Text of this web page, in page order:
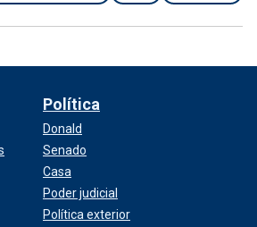
Política
Donald
Senado
Casa
Poder judicial
Política exterior